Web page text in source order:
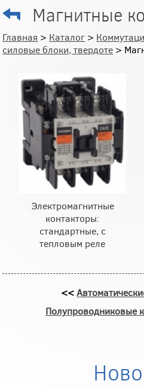
Магнитные
Главная > Каталог >
силовые блоки, твердоте >
Электромагнитные
контакторы:
стандартные, с
тепловым реле
<<
Полупроводниковые